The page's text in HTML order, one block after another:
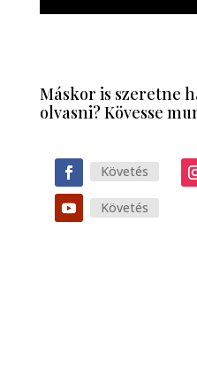
Máskor is szeretne
olvasni? Kövesse
Követés
Követés